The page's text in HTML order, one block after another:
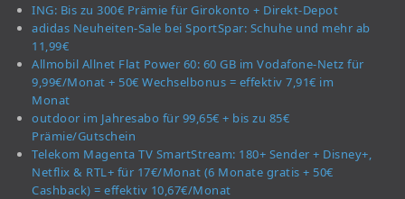
ING: Bis zu 300€ Prämie für Girokonto + Direkt-Depot
adidas Neuheiten-Sale bei SportSpar: Schuhe und mehr ab
11,99€
Allmobil Allnet Flat Power 60: 60 GB im Vodafone-Netz für
9,99€/Monat + 50€ Wechselbonus = effektiv 7,91€ im
Monat
outdoor im Jahresabo für 99,65€ + bis zu 85€
Prämie/Gutschein
Telekom Magenta TV SmartStream: 180+ Sender + Disney+,
Netflix & RTL+ für 17€/Monat (6 Monate gratis + 50€
Cashback) = effektiv 10,67€/Monat